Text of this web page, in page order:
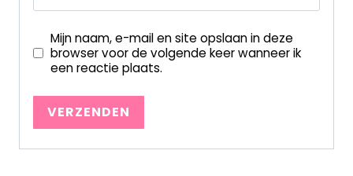
Mijn naam, e-mail en site opslaan in deze
browser voor de volgende keer wanneer ik
een reactie plaats.